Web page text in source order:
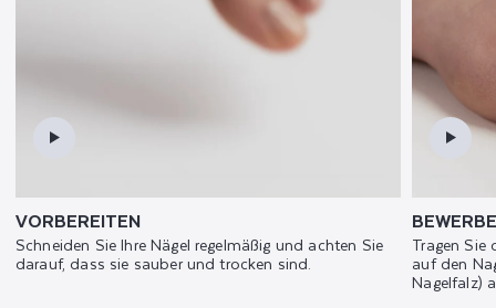
VORBEREITEN
Schneiden Sie Ihre Nägel regelmäßig und achten Sie
darauf, dass sie sauber und trocken sind.
Tragen Sie
auf den
Nagelfalz)